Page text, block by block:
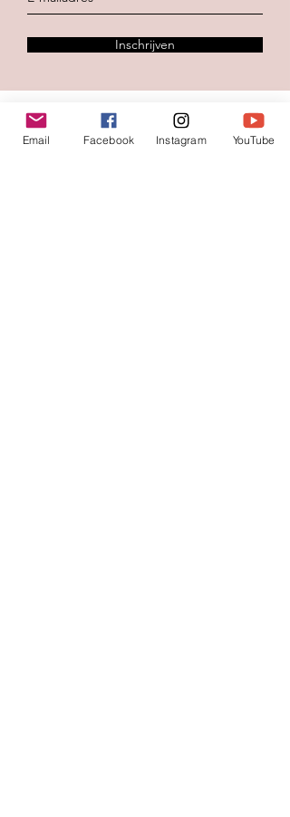
Inschrijven
Contacteer ons
Email Facebook Instagram YouTube